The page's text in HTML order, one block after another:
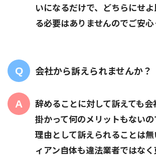
いになるだけで、どちらにせ
る必要はありませんのでご安心
会社から訴えられませんか？
辞めることに対して訴えても
掛かって何のメリットもない
理由として訴えられることは
ィアン自体も違法業者ではな